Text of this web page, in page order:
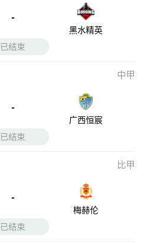
-
黑水精英
已结束
中甲
-
广西恒宸
已结束
比甲
-
梅赫伦
已结束